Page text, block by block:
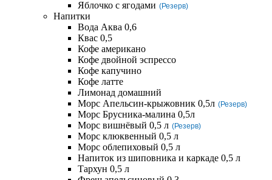
Яблочко с ягодами (Резерв)
Напитки
Вода Аква 0,6
Квас 0,5
Кофе американо
Кофе двойной эспрессо
Кофе капучино
Кофе латте
Лимонад домашний
Морс Апельсин-крыжовник 0,5л (Резерв)
Морс Брусника-малина 0,5л
Морс вишнёвый 0,5 л (Резерв)
Морс клюквенный 0,5 л
Морс облепиховый 0,5 л
Напиток из шиповника и каркаде 0,5 л
Тархун 0,5 л